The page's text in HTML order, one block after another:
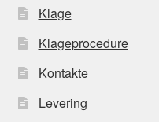
Klage
Klageprocedure
Kontakte
Levering